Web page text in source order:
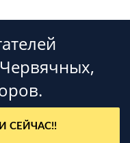
СЕЙЧАС!!